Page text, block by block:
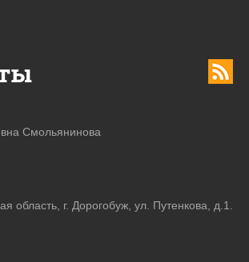
Смольянинова
область, г. Дорогобуж, ул. Путенкова, д.1.